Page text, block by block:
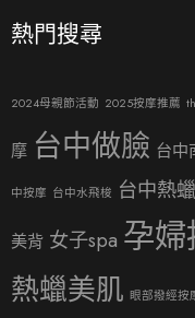
熱門搜尋
2024母親節活動 2025按摩推薦
摩 台中做臉 台中
中按摩 台中水飛梭 台中熱
美背 女子spa 孕
熱蠟美肌 眼部撥經按